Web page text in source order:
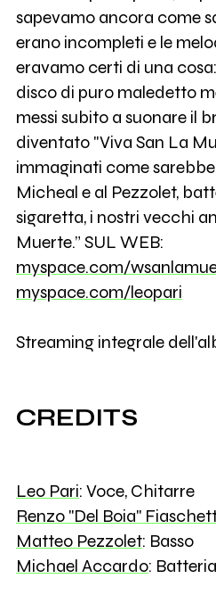
sapevamo ancora come
erano incompleti e le
eravamo certi di una
disco di puro maledetto
messi subito a suonare il
diventato "Viva San La
immaginati come
Micheal e al Pezzolet,
sigaretta, i nostri vecchi
Muerte.” SUL WEB:
myspace.com/
myspace.com/leopari
Streaming integrale
CREDITS
Leo Pari: Voce, Chitarre
Renzo "Del Boia"
Matteo Pezzolet: Basso
Michael Accardo: